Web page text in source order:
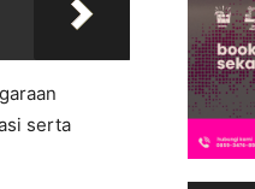
serta